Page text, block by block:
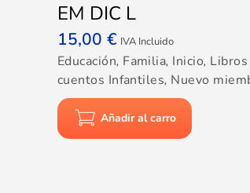
EM DIC L
15,00 € IVA Incluido
Educación, Familia, Inicio,
cuentos Infantiles, Nuevo
Añadir al carro